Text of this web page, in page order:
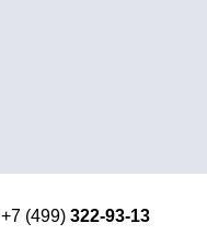
+7 (499) 322-93-13